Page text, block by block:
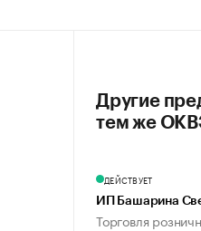
Другие
тем же
ДЕЙСТВУЕТ
ИП Башарина
Торговля